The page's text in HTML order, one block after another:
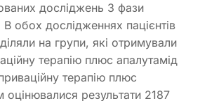
досліджень 3 фази
В обох дослідженнях пацієнтів
на групи, які отримували
терапію плюс апалутамід
терапію плюс
результати 2187